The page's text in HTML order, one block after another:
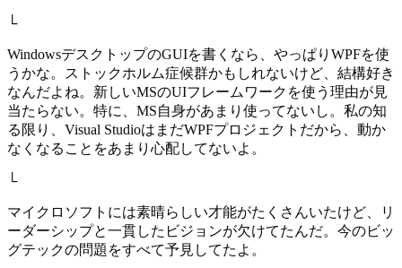
└
WindowsデスクトップのGUIを書くなら、やっぱりWPFを使
うかな。ストックホルム症候群かもしれないけど、結構好き
なんだよね。新しいMSのUIフレームワークを使う理由が見
当たらない。特に、MS自身があまり使ってないし。私の知
る限り、Visual StudioはまだWPFプロジェクトだから、動か
なくなることをあまり心配してないよ。
└
マイクロソフトには素晴らしい才能がたくさんいたけど、リ
ーダーシップと一貫したビジョンが欠けてたんだ。今のビッ
グテックの問題をすべて予見してたよ。